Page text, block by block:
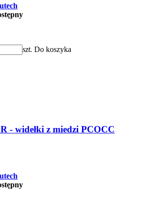
szt. Do koszyka
- widełki z miedzi PCOCC